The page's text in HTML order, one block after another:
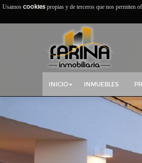
INICIO INMUEBLES
Usamos cookies propias y de terceros que nos permiten